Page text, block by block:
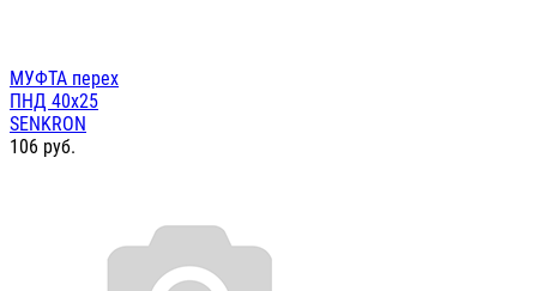
МУФТА перех
ПНД 40х25
SENKRON
106 руб.